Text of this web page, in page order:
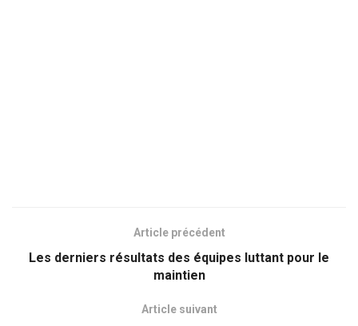
Article précédent
Les derniers résultats des équipes luttant pour le
maintien
Article suivant